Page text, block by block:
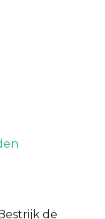
de